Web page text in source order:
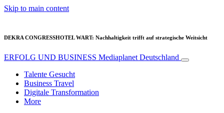
Skip to main content
DEKRA CONGRESSHOTEL WART: Nachhaltigkeit trifft auf strategische Weitsicht
ERFOLG UND BUSINESS Mediaplanet Deutschland
Talente Gesucht
Business Travel
Digitale Transformation
More